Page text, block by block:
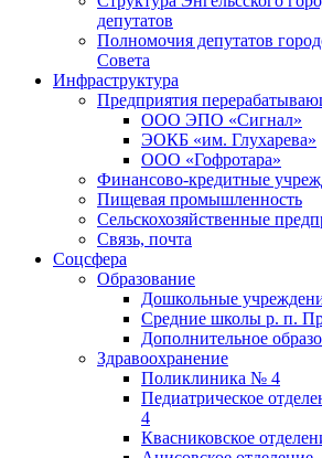
депутатов
Полномочия депутатов
Совета
Инфраструктура
Предприятия
ООО ЭПО «Сигнал»
ЭОКБ «им. Глухарева»
ООО «Гофротара»
Финансово-кредитные
Пищевая промышленность
Сельскохозяйственные
Связь, почта
Соцсфера
Образование
Дошкольные
Средние школы р. п.
Дополнительное
Здравоохранение
Поликлиника № 4
Педиатрическое
4
Квасниковское